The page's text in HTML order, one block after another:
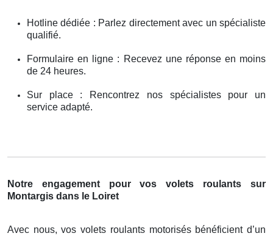
Hotline dédiée : Parlez directement avec un spécialiste
qualifié.
Formulaire en ligne : Recevez une réponse en moins
de 24 heures.
Sur place : Rencontrez nos spécialistes pour un
service adapté.
Notre engagement pour vos volets roulants sur
Montargis dans le Loiret
Avec nous, vos volets roulants motorisés bénéficient d’un